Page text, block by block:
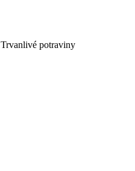
Trvanlivé potraviny